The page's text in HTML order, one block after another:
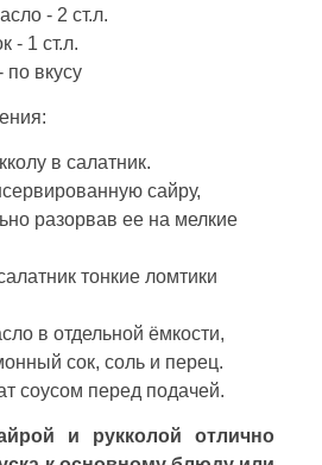
- 2 ст.л.
- 1 ст.л.
вкусу
в салатник.
сайру,
разорвав ее на мелкие
тонкие ломтики
в отдельной ёмкости,
сок, соль и перец.
соусом перед подачей.
и рукколой отлично